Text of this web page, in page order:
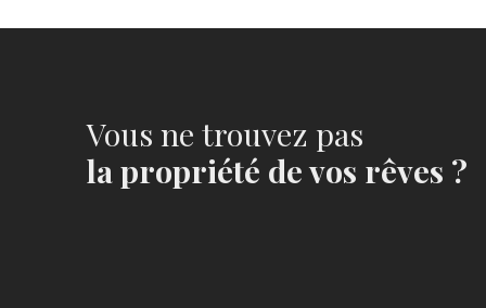
Vous ne trouvez pas
la propriété de vos rêves ?